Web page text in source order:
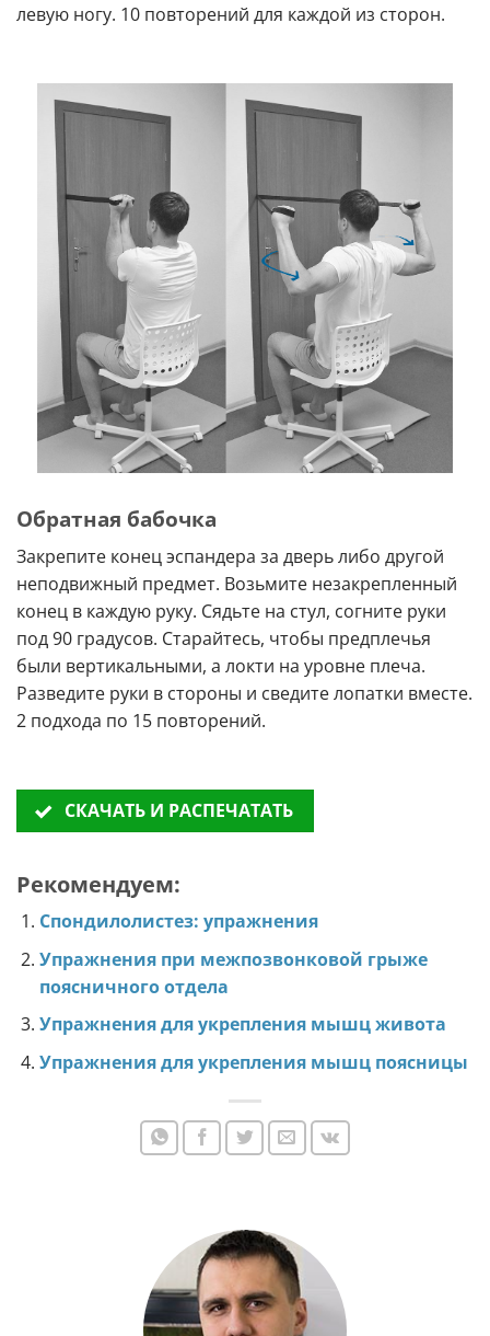
левую ногу. 10 повторений для каждой из сторон.
Обратная бабочка
Закрепите конец эспандера за дверь либо другой
неподвижный предмет. Возьмите незакрепленный
конец в каждую руку. Сядьте на стул, согните руки
под 90 градусов. Старайтесь, чтобы предплечья
были вертикальными, а локти на уровне плеча.
Разведите руки в стороны и сведите лопатки вместе.
2 подхода по 15 повторений.
СКАЧАТЬ И РАСПЕЧАТАТЬ
Рекомендуем:
Спондилолистез: упражнения
Упражнения при межпозвонковой грыже
поясничного отдела
Упражнения для укрепления мышц живота
Упражнения для укрепления мышц поясницы